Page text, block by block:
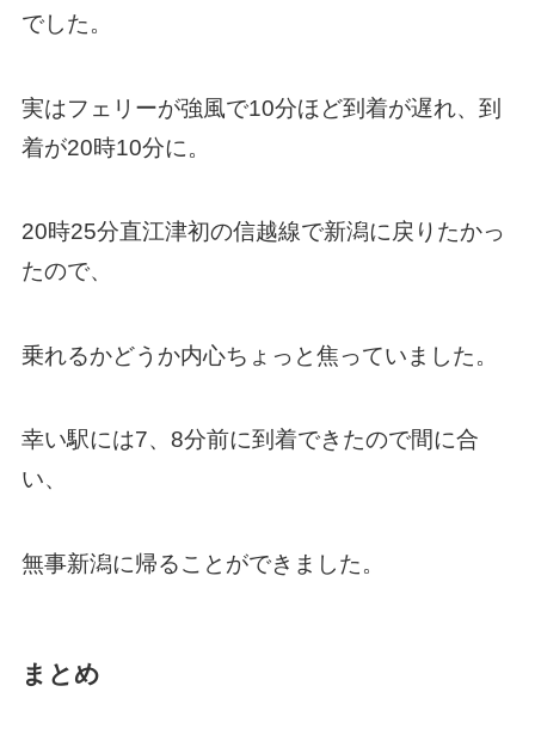
でした。
実はフェリーが強風で10分ほど到着が遅れ、到
着が20時10分に。
20時25分直江津初の信越線で新潟に戻りたかっ
たので、
乗れるかどうか内心ちょっと焦っていました。
幸い駅には7、8分前に到着できたので間に合
い、
無事新潟に帰ることができました。
まとめ